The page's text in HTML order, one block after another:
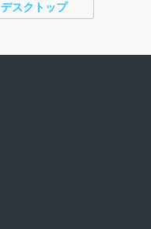
デスクトップ